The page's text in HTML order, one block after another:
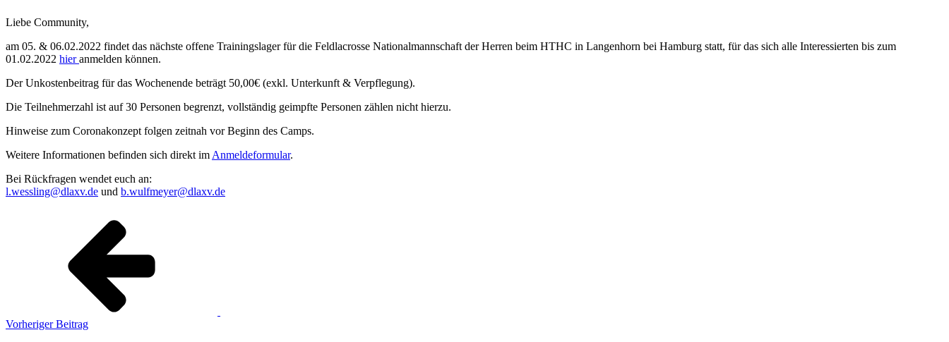
Liebe Community,
am 05. & 06.02.2022 findet das nächste offene Trainingslager für die Feldlacrosse Nationalmannschaft der Herren beim HTHC in Langenhorn bei Hamburg statt, für das sich alle Interessierten bis zum
01.02.2022 hieranmelden können.
Der Unkostenbeitrag für das Wochenende beträgt 50,00€ (exkl. Unterkunft & Verpflegung).
Die Teilnehmerzahl ist auf 30 Personen begrenzt, vollständig geimpfte Personen zählen nicht hierzu.
Hinweise zum Coronakonzept folgen zeitnah vor Beginn des Camps.
Weitere Informationen befinden sich direkt imAnmeldeformular.
Bei Rückfragen wendet euch an:
l.wessling@dlaxv.de und b.wulfmeyer@dlaxv.de
Vorheriger Beitrag